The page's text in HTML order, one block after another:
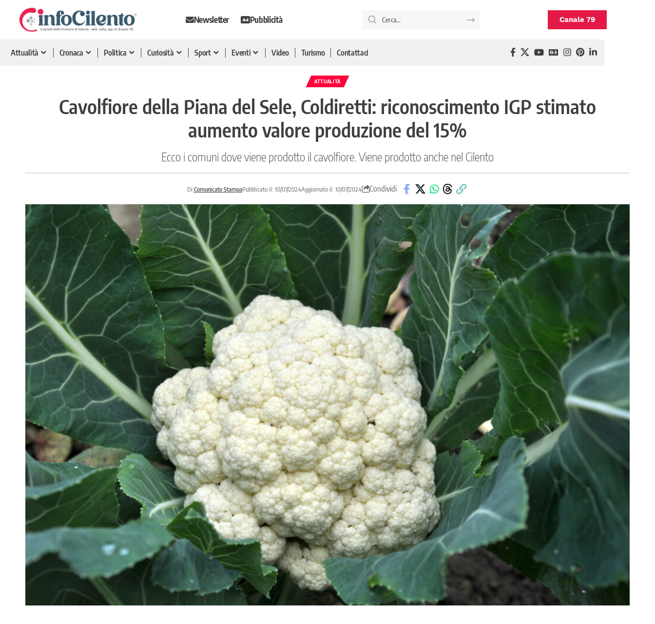
Newsletter Pubblicità Canale 79
Attualità Cronaca Politica Curiosità Sport Eventi Video Turismo Contattaci
ATTUALITÀ
Cavolfiore della Piana del Sele, Coldiretti: riconoscimento IGP stimato
aumento valore produzione del 15%
Ecco i comuni dove viene prodotto il cavolfiore. Viene prodotto anche nel Cilento
Di:Comunicato StampaPubblicato il: 10/07/2024Aggiornato il: 10/07/2024 Condividi